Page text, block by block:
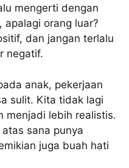
mengerti dengan
apalagi orang luar?
dan jangan terlalu
negatif.
anak, pekerjaan
sulit. Kita tidak lagi
menjadi lebih realistis.
sana punya
juga buah hati